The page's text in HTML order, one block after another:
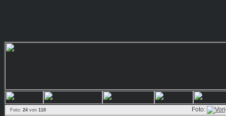
Foto: 24 von 110 Foto: